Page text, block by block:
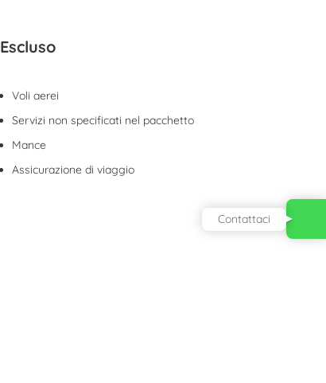
Escluso
Voli aerei
Servizi non specificati nel pacchetto
Mance
Assicurazione di viaggio
Contattaci